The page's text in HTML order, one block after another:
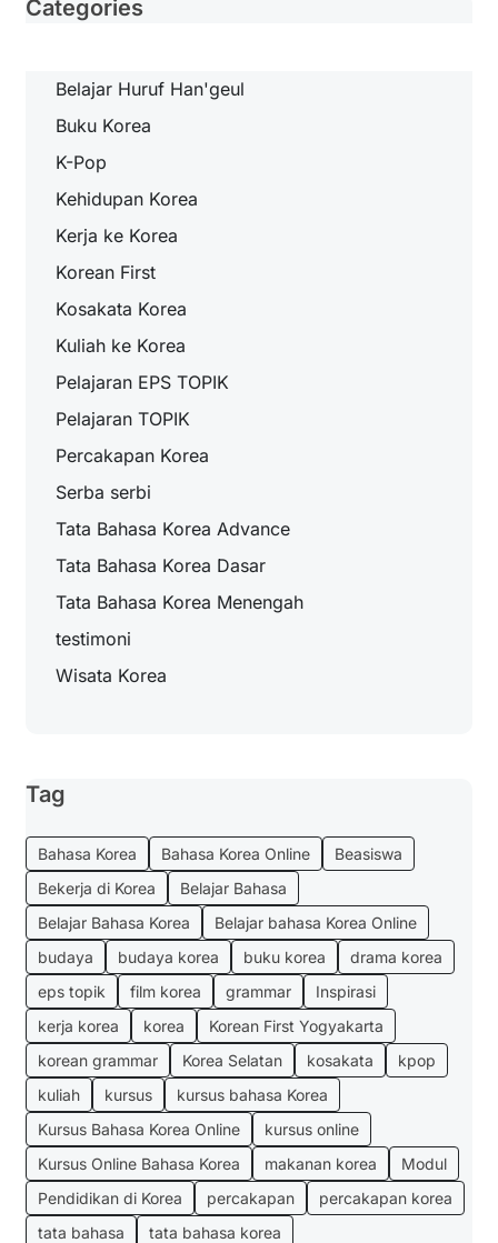
Categories
Belajar Huruf Han'geul
Buku Korea
K-Pop
Kehidupan Korea
Kerja ke Korea
Korean First
Kosakata Korea
Kuliah ke Korea
Pelajaran EPS TOPIK
Pelajaran TOPIK
Percakapan Korea
Serba serbi
Tata Bahasa Korea Advance
Tata Bahasa Korea Dasar
Tata Bahasa Korea Menengah
testimoni
Wisata Korea
Tag
Bahasa Korea Bahasa Korea Online
Beasiswa
Bekerja di Korea
Belajar Bahasa
Belajar Bahasa Korea
Belajar bahasa Korea Online
budaya
budaya korea buku korea
drama korea
eps topik
film korea grammar
Inspirasi
kerja korea
korea
Korean First Yogyakarta
korean grammar
Korea Selatan kosakata
kpop
kuliah
kursus
kursus bahasa Korea
Kursus Bahasa Korea Online
kursus online
Kursus Online Bahasa Korea
makanan korea
Modul
Pendidikan di Korea
percakapan
percakapan korea
tata bahasa
tata bahasa korea